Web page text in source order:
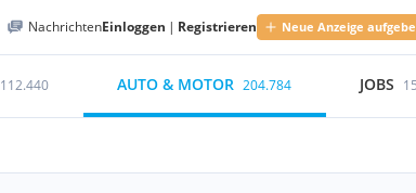
NachrichtenEinloggen | Registrieren Neue Anzeige
112.440 AUTO & MOTOR 204.784 JOBS